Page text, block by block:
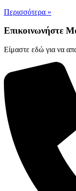
Περισσότερα »
Επικοινωνήστε
Είμαστε εδώ για να